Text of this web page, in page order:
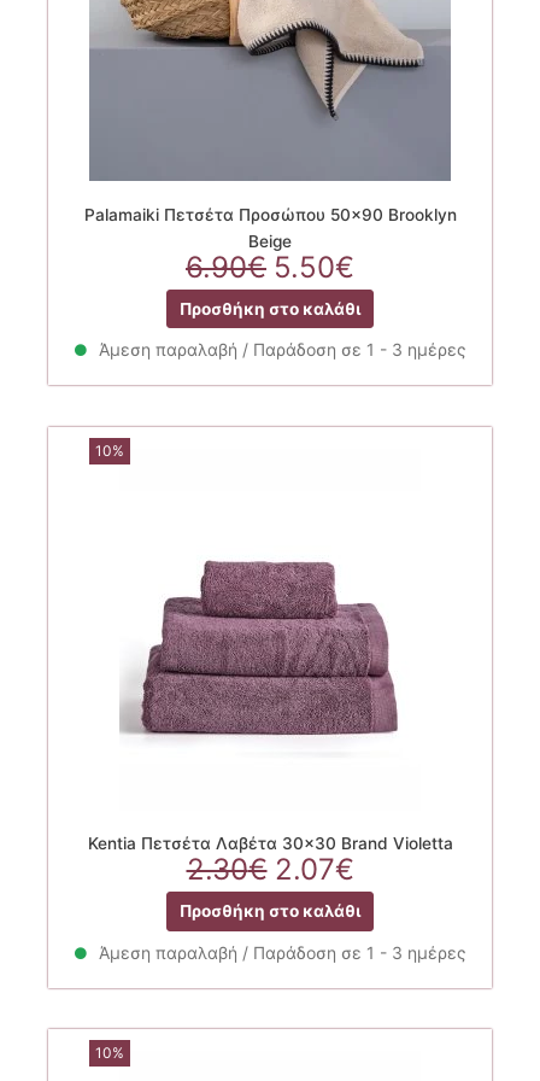
Palamaiki Πετσέτα Προσώπου 50×90 Brooklyn
Beige
6.90€ Original
price
was:
6.90€.
5.50€
τρέχουσα
τιμή
είναι:
Προσθήκη στο καλάθι
Άμεση παραλαβή / Παράδοση σε 1 - 3 ημέρες
10%
Kentia Πετσέτα Λαβέτα 30×30 Brand Violetta
2.30€ Original
price
was:
2.30€.
2.07€Η
τρέχουσα
τιμή
είναι:
2.07€.
Προσθήκη στο καλάθι
Άμεση παραλαβή / Παράδοση σε 1 - 3 ημέρες
10%